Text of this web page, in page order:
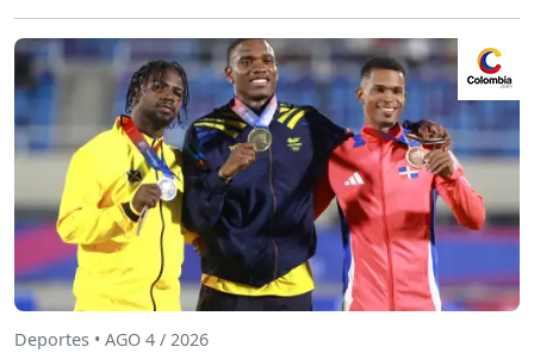
Deportes • AGO 4 / 2026